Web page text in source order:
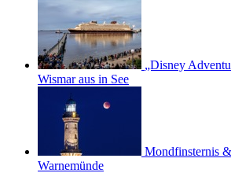
„Disney
Wismar aus in See
Mondfinsternis
Warnemünde